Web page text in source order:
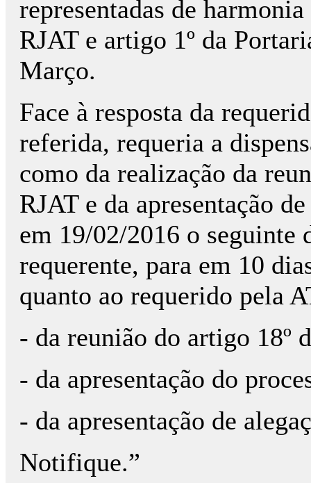
representadas de
RJAT e artigo 1º da
Março.
Face à resposta da
referida, requeria a
como da realização da
RJAT e da apresentação
em 19/02/2016 o seguinte
requerente, para em 10
quanto ao requerido pela
- da reunião do artigo 18º
- da apresentação do
- da apresentação de
Notifique.”